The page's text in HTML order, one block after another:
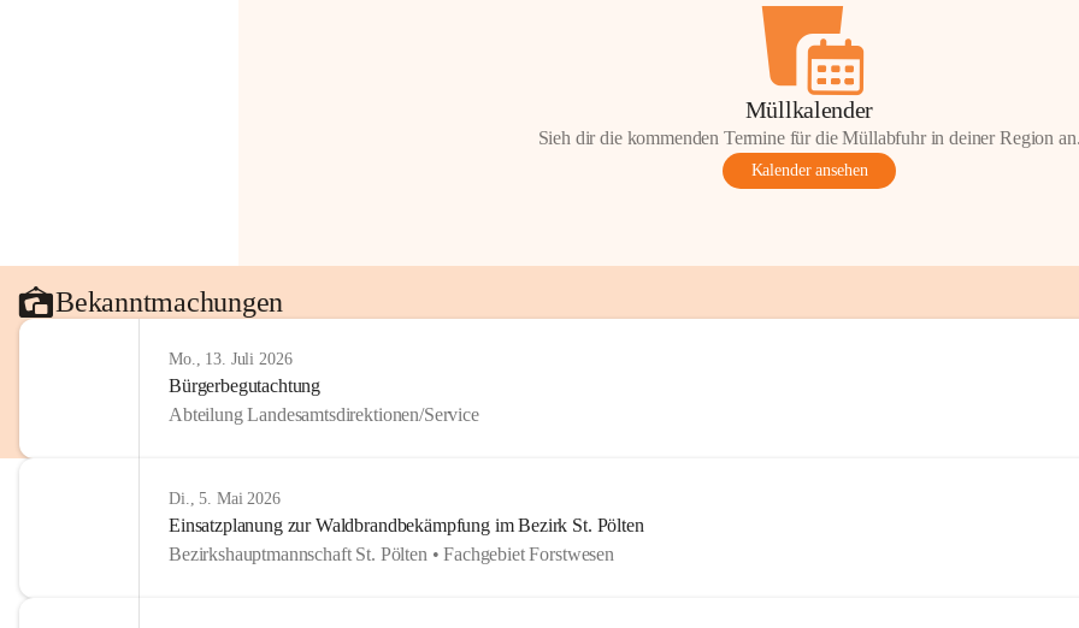
Müllkalender
Sieh dir die kommenden Termine für die Müllabfuhr in deiner Region
Kalender ansehen
Bekanntmachungen
Mo., 13. Juli 2026
Bürgerbegutachtung
Abteilung Landesamtsdirektionen/Service
Di., 5. Mai 2026
Einsatzplanung zur Waldbrandbekämpfung im Bezirk St. Pölten
Bezirkshauptmannschaft St. Pölten • Fachgebiet Forstwesen